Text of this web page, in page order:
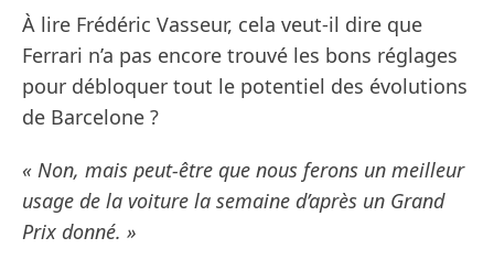
À lire Frédéric Vasseur, cela veut-il dire que
Ferrari n’a pas encore trouvé les bons réglages
pour débloquer tout le potentiel des évolutions
de Barcelone ?
« Non, mais peut-être que nous ferons un meilleur
usage de la voiture la semaine d’après un Grand
Prix donné. »